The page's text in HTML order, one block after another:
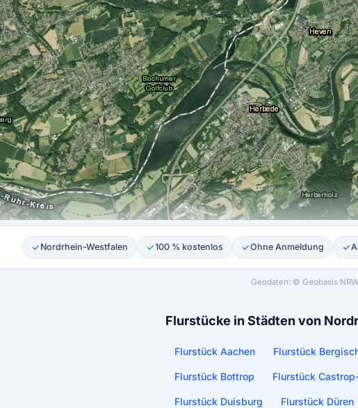
Nordrhein-Westfalen 100 % kostenlos Ohne Anmeldung
Geodaten: © Geobasis
Flurstücke in Städten von
Flurstück Aachen Flurstück
Flurstück Bottrop Flurstück
Flurstück Duisburg Flurstück Düren